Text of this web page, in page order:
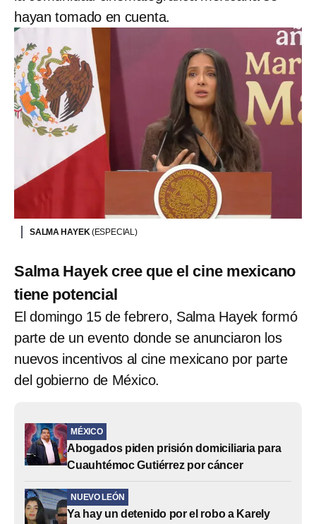
hayan tomado en cuenta.
SALMA HAYEK(ESPECIAL)
Salma Hayek cree que el cine mexicano
tiene potencial
El domingo 15 de febrero, Salma Hayek formó
parte de un evento donde se anunciaron los
nuevos incentivos al cine mexicano por parte
del gobierno de México.
MÉXICO
Abogados piden prisión domiciliaria para
Cuauhtémoc Gutiérrez por cáncer
NUEVO LEÓN
Ya hay un detenido por el robo a Karely